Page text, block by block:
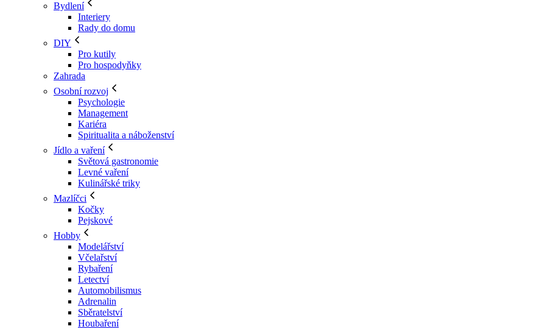
Bydlení
Interiery
Rady do domu
DIY
Pro kutily
Pro hospodyňky
Zahrada
Osobní rozvoj
Psychologie
Management
Kariéra
Spiritualita a náboženství
Jídlo a vaření
Světová gastronomie
Levné vaření
Kulinářské triky
Mazlíčci
Kočky
Pejskové
Hobby
Modelářství
Včelařství
Rybaření
Letectví
Automobilismus
Adrenalin
Sběratelství
Houbaření